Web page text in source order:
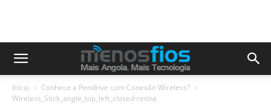
Início
Conhece a Pendrive com Conexão Wireless?
Wireless_Stick_angle_top_left_closed-retina